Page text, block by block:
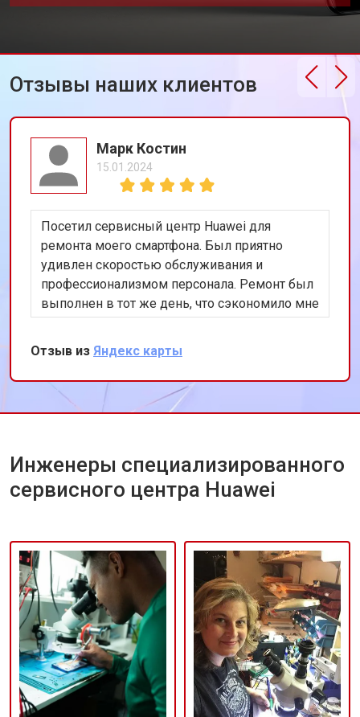
Отзывы наших клиентов
Марк Костин
15.01.2024
Посетил сервисный центр Huawei для
ремонта моего смартфона. Был приятно
удивлен скоростью обслуживания и
профессионализмом персонала. Ремонт был
выполнен в тот же день, что сэкономило мне
много времени. Особенно порадовало
использование оригинальных запчастей,
благодаря чему телефон работает как новый.
Рекомендую этот сервис всем владельцам
техники Huawei.
Отзыв из Яндекс карты
Инженеры специализированного
сервисного центра Huawei